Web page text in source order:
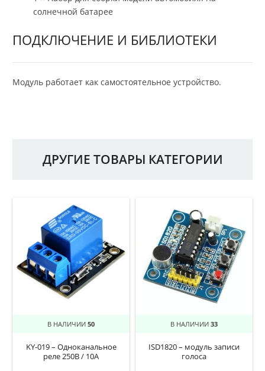
солнечной батарее
ПОДКЛЮЧЕНИЕ И БИБЛИОТЕКИ
Модуль работает как самостоятельное устройство.
ДРУГИЕ ТОВАРЫ КАТЕГОРИИ
В НАЛИЧИИ 50
KY-019 – Одноканальное
реле 250В / 10А
В НАЛИЧИИ 33
ISD1820 – модуль записи
голоса